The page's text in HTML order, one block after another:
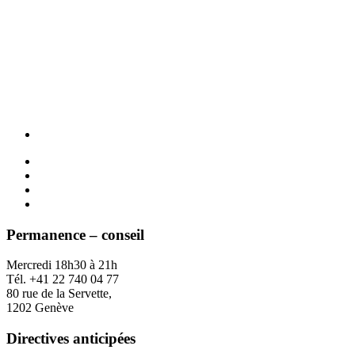
Permanence – conseil
Mercredi 18h30 à 21h
Tél. +41 22 740 04 77
80 rue de la Servette,
1202 Genève
Directives anticipées